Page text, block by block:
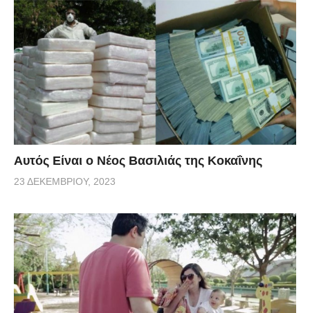
Αυτός Είναι ο Νέος Βασιλιάς της Κοκαΐνης
23 ΔΕΚΕΜΒΡΊΟΥ, 2023